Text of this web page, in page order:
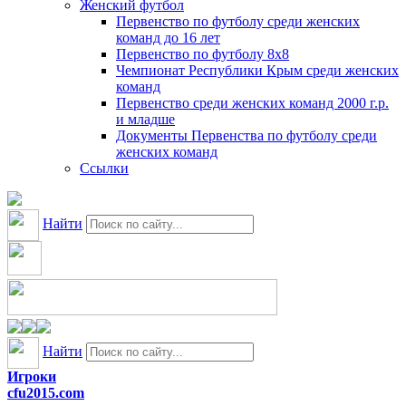
Женский футбол
Первенство по футболу среди женских
команд до 16 лет
Первенство по футболу 8х8
Чемпионат Республики Крым среди женских
команд
Первенство среди женских команд 2000 г.р.
и младше
Документы Первенства по футболу среди
женских команд
Ссылки
Найти
Найти
Игроки
cfu2015.com